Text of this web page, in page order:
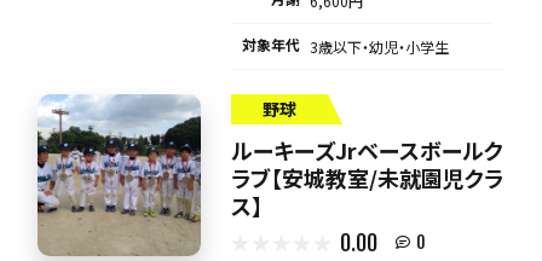
対象年代 3歳以下・幼児・小学生
野球
ルーキーズJrベースボールク
ラブ【安城教室/未就園児クラ
ス】
0.00 0